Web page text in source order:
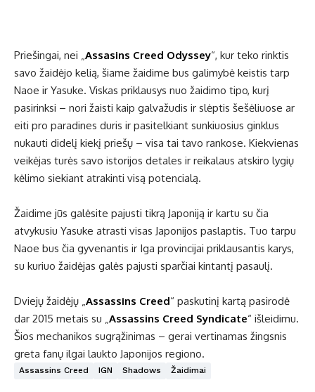
Priešingai, nei „Assasins Creed Odyssey“, kur teko rinktis
savo žaidėjo kelią, šiame žaidime bus galimybė keistis tarp
Naoe ir Yasuke. Viskas priklausys nuo žaidimo tipo, kurį
pasirinksi – nori žaisti kaip galvažudis ir slėptis šešėliuose ar
eiti pro paradines duris ir pasitelkiant sunkiuosius ginklus
nukauti didelį kiekį priešų – visa tai tavo rankose. Kiekvienas
veikėjas turės savo istorijos detales ir reikalaus atskiro lygių
kėlimo siekiant atrakinti visą potencialą.
Žaidime jūs galėsite pajusti tikrą Japoniją ir kartu su čia
atvykusiu Yasuke atrasti visas Japonijos paslaptis. Tuo tarpu
Naoe bus čia gyvenantis ir Iga provincijai priklausantis karys,
su kuriuo žaidėjas galės pajusti sparčiai kintantį pasaulį.
Dviejų žaidėjų „Assassins Creed“ paskutinį kartą pasirodė
dar 2015 metais su „Assassins Creed Syndicate“ išleidimu.
Šios mechanikos sugrąžinimas – gerai vertinamas žingsnis
greta fanų ilgai laukto Japonijos regiono.
Assassins Creed IGN Shadows Žaidimai